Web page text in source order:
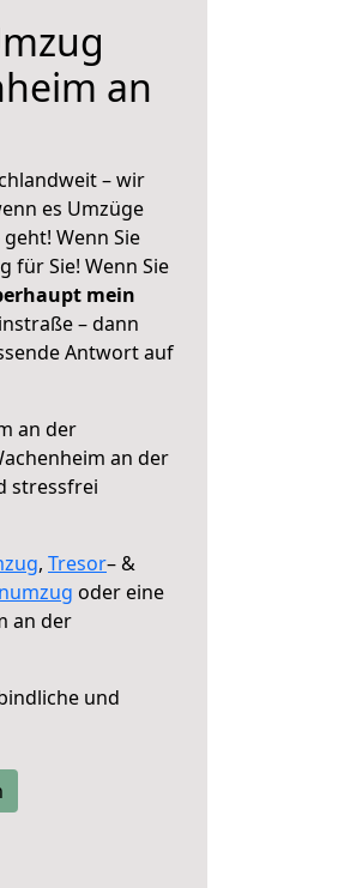
an
– wir
es Umzüge
Wenn Sie
für Sie! Wenn Sie
mein
– dann
Antwort auf
an der
an der
stressfrei
, Tresor– &
oder eine
an der
und